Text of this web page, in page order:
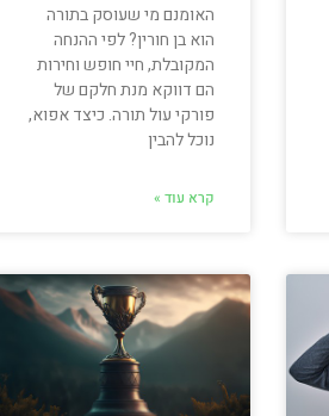
האומנם מי שעוסק בתורה
הוא בן חורין? לפי ההנחה
המקובלת, חיי חופש וחירות
הם דווקא מנת חלקם של
פורקי עול תורה. כיצד אפוא,
נוכל להבין
קרא עוד »